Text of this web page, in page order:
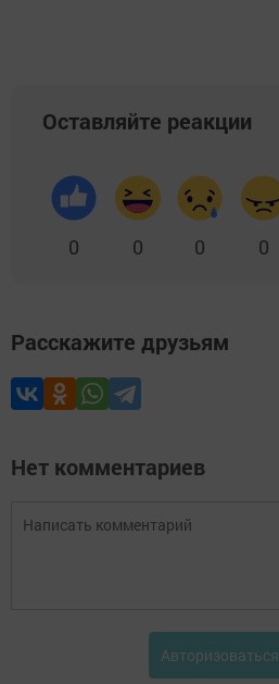
Оставляйте реакции
0 0 0 0
Расскажите друзьям
Нет комментариев
Авторизоваться